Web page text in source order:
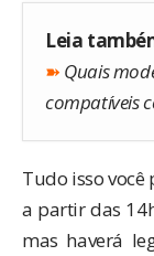
Leia
➽ Quais
compatíveis
Tudo isso você
a partir das
mas haverá